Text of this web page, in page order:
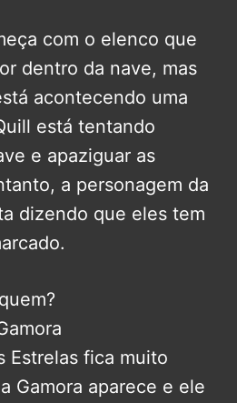
com o elenco que
dentro da nave, mas
acontecendo uma
está tentando
e apaziguar as
a personagem da
dizendo que eles tem
Estrelas fica muito
Gamora aparece e ele